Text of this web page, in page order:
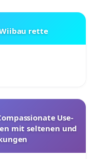
rette
Use-
mit seltenen und